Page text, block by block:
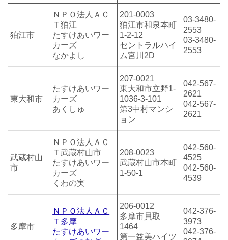
狛江市
ＮＰＯ法人ＡＣ
Ｔ狛江
たすけあいワー
カーズ
なかよし
201-0003
狛江市和泉本町
1-2-12
セントラルハイ
ム宮川2D
03-3480-
2553
03-3480-
2553
東大和市
たすけあいワー
カーズ
あくしゅ
207-0021
東大和市立野1-
1036-3-101
第3中村マンシ
ョン
042-567-
2621
042-567-
2621
武蔵村山
市
ＮＰＯ法人ＡＣ
Ｔ武蔵村山市
たすけあいワー
カーズ
くわの実
208-0023
武蔵村山市本町
1-50-1
042-560-
4525
042-560-
4539
多摩市
ＮＰＯ法人ＡＣ
Ｔ多摩
たすけあいワー
206-0012
多摩市貝取
1464
第一益美ハイツ
042-376-
3973
042-376-